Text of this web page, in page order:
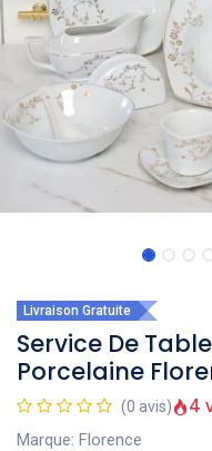
Livraison Gratuite
Service De
Porcelaine
(0 avis) 4
Marque: Florence